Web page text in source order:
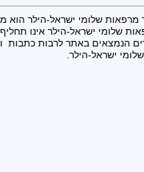
שלומי ישראל-הילר הוא
שלומי ישראל-הילר אינו תחליף
הנמצאים באתר לרבות כתבות
ישראל-הילר.